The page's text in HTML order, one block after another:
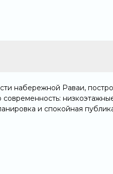
набережной Раваи,
и спокойная